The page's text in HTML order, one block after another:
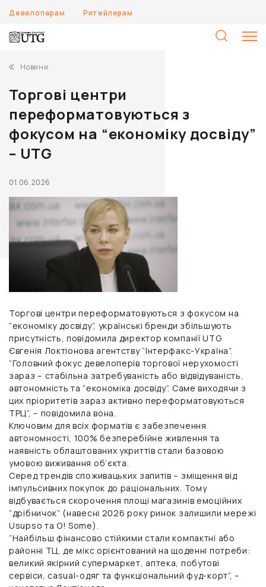
Девелоперам Ритейлерам
Новини
Торгові центри
переформатовуються з
фокусом на “економіку досвіду”
– UTG
01.06.2026
Торгові центри переформатовуються з фокусом на
“економіку досвіду”, українські бренди збільшують
присутність, повідомила директор компанії UTG
Євгенія Локтіонова агентству “Інтерфакс-Україна”.
“Головний фокус девелоперів торгової нерухомості
зараз – стабільна затребуваність або відвідуваність,
автономність та “економіка досвіду”. Саме виходячи з
цих пріоритетів зараз активно переформатовуються
ТРЦ”, – повідомила вона.
Ключовим для всіх форматів є забезпечення
автономності, 100% безперебійне живлення та
наявність облаштованих укриттів стали базовою
умовою виживання об’єкта.
Серед трендів споживацьких запитів – зміщення від
імпульсивних покупок до раціональних. Тому
відбувається скорочення площі магазинів емоційних
“дрібничок” (навесні 2026 року ринок залишили мережі
Usupso та O! Some).
“Найбільш фінансово стійкими стали компактні або
районні ТЦ, де мікс орієнтований на щоденні потреби:
великий якірний супермаркет, аптека, побутові
сервіси, casual-одяг та функціональний фуд-корт”, –